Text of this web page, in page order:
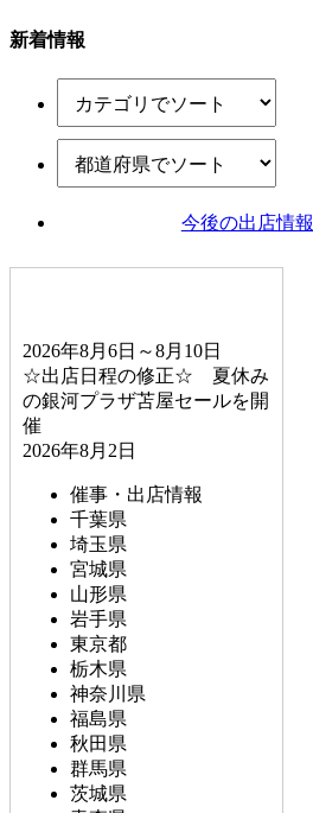
新着情報
今後の出店情報
2026年8月6日～8月10日
☆出店日程の修正☆ 夏休み
の銀河プラザ苫屋セールを開
催
2026年8月2日
催事・出店情報
千葉県
埼玉県
宮城県
山形県
岩手県
東京都
栃木県
神奈川県
福島県
秋田県
群馬県
茨城県